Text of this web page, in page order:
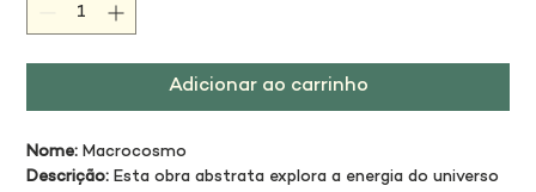
Adicionar ao carrinho
Nome: Macrocosmo
Descrição: Esta obra abstrata explora a energia do universo